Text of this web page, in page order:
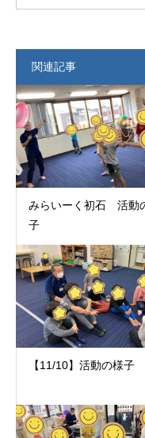
関連記事
みらいーく初石 活動
子
【11/10】活動の様子